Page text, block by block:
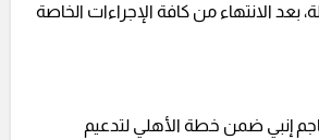
بعد الانتهاء من كافة الإجراءات الخاصة
إنبي ضمن خطة الأهلي لتدعيم